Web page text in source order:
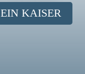
KAISER